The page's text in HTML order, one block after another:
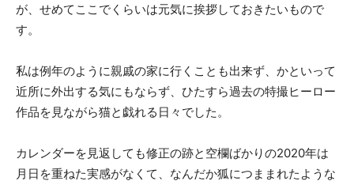
が、せめてここでくらいは元気に挨拶しておきたいもので
す。
私は例年のように親戚の家に行くことも出来ず、かといって
近所に外出する気にもならず、ひたすら過去の特撮ヒーロー
作品を見ながら猫と戯れる日々でした。
カレンダーを見返しても修正の跡と空欄ばかりの2020年は
月日を重ねた実感がなくて、なんだか狐につままれたような